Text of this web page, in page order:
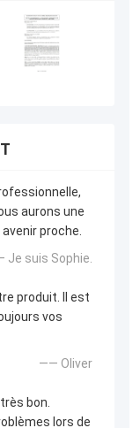
aurons une
proche.
Je suis Sophie.
produit. Il est
vos
—— Oliver
bon.
lors de